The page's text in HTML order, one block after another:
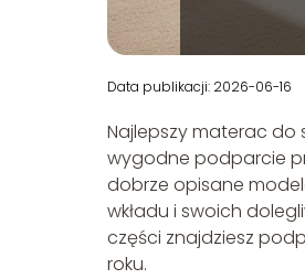
Data publikacji: 2026-06-16
Najlepszy materac do
wygodne podparcie
dobrze opisane
wkładu i swoich
części znajdziesz
roku.